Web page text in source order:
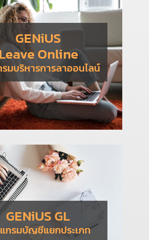
GENiUS
Online
รมบริหารการลาออนไลน์
GENiUS GL
กรมบัญชีแยกประเภท